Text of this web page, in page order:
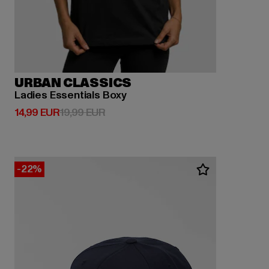
URBAN CLASSICS
Ladies Essentials Boxy
14,99 EUR
Derzeitiger Preis: 14,99 EUR
19,99 EURAktionspreis: 19,99 EUR
-22%